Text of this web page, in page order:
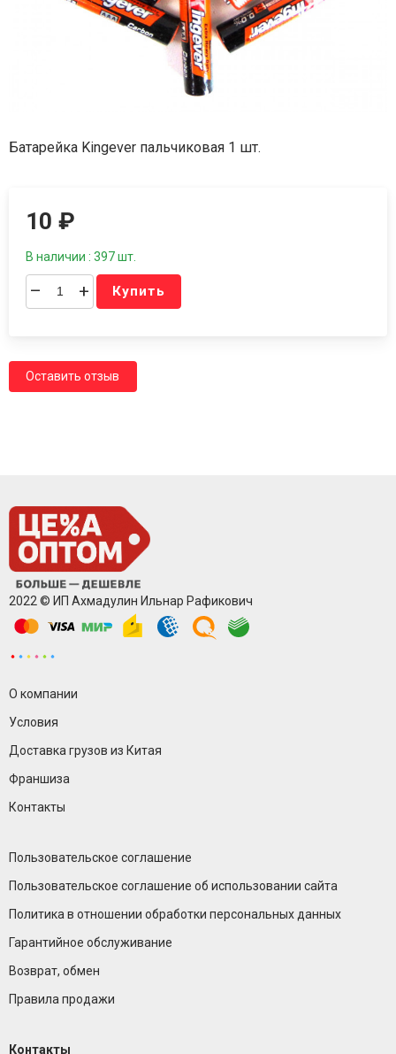
Батарейка Kingever пальчиковая 1 шт.
10₽
В наличии : 397 шт.
– + Купить
Оставить отзыв
2022 © ИП Ахмадулин Ильнар Рафикович
О компании
Условия
Доставка грузов из Китая
Франшиза
Контакты
Пользовательское соглашение
Пользовательское соглашение об использовании сайта
Политика в отношении обработки персональных данных
Гарантийное обслуживание
Возврат, обмен
Правила продажи
Контакты